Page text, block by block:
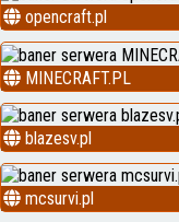
opencraft.pl
MINECRAFT.PL
blazesv.pl
mcsurvi.pl